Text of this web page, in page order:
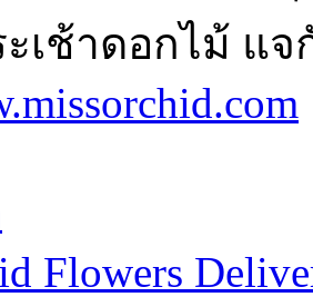
เช้าดอกไม้ แ
Flowers